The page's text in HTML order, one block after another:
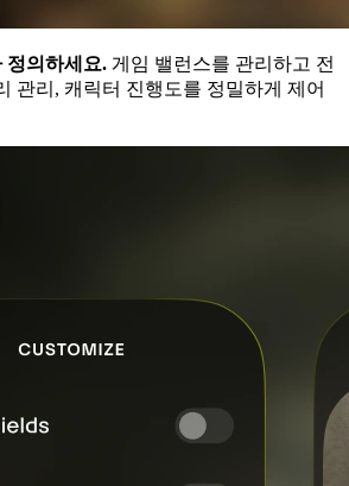
정의하세요. 게임 밸런스를 관리하고 전
관리, 캐릭터 진행도를 정밀하게 제어